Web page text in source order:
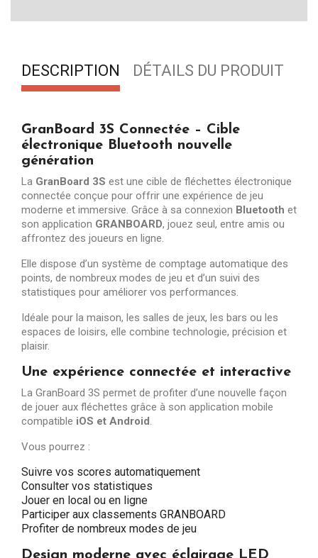
DESCRIPTION DÉTAILS DU PRODUIT
GranBoard 3S Connectée – Cible
électronique Bluetooth nouvelle
génération
La GranBoard 3S est une cible de fléchettes électronique
connectée conçue pour offrir une expérience de jeu
moderne et immersive. Grâce à sa connexion Bluetooth et
son application GRANBOARD, jouez seul, entre amis ou
affrontez des joueurs en ligne.
Elle dispose d’un système de comptage automatique des
points, de nombreux modes de jeu et d’un suivi des
statistiques pour améliorer vos performances.
Idéale pour la maison, les salles de jeux, les bars ou les
espaces de loisirs, elle combine technologie, précision et
plaisir.
Une expérience connectée et interactive
La GranBoard 3S permet de profiter d’une nouvelle façon
de jouer aux fléchettes grâce à son application mobile
compatible iOS et Android.
Vous pourrez :
Suivre vos scores automatiquement
Consulter vos statistiques
Jouer en local ou en ligne
Participer aux classements GRANBOARD
Profiter de nombreux modes de jeu
Design moderne avec éclairage LED